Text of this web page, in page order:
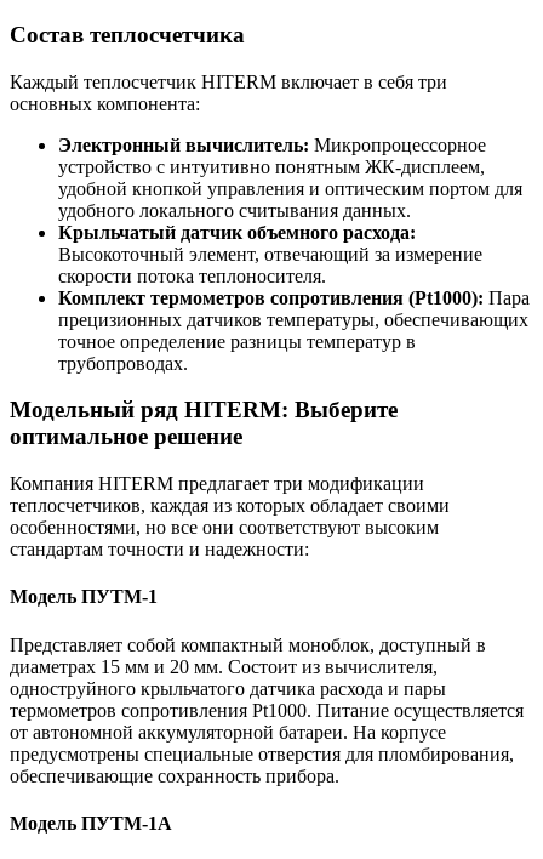
Состав теплосчетчика
Каждый теплосчетчик HITERM включает в себя три
основных компонента:
Электронный вычислитель: Микропроцессорное
устройство с интуитивно понятным ЖК-дисплеем,
удобной кнопкой управления и оптическим портом для
удобного локального считывания данных.
Крыльчатый датчик объемного расхода:
Высокоточный элемент, отвечающий за измерение
скорости потока теплоносителя.
Комплект термометров сопротивления (Pt1000): Пара
прецизионных датчиков температуры, обеспечивающих
точное определение разницы температур в
трубопроводах.
Модельный ряд HITERM: Выберите
оптимальное решение
Компания HITERM предлагает три модификации
теплосчетчиков, каждая из которых обладает своими
особенностями, но все они соответствуют высоким
стандартам точности и надежности:
Модель ПУТМ-1
Представляет собой компактный моноблок, доступный в
диаметрах 15 мм и 20 мм. Состоит из вычислителя,
одноструйного крыльчатого датчика расхода и пары
термометров сопротивления Pt1000. Питание осуществляется
от автономной аккумуляторной батареи. На корпусе
предусмотрены специальные отверстия для пломбирования,
обеспечивающие сохранность прибора.
Модель ПУТМ-1А